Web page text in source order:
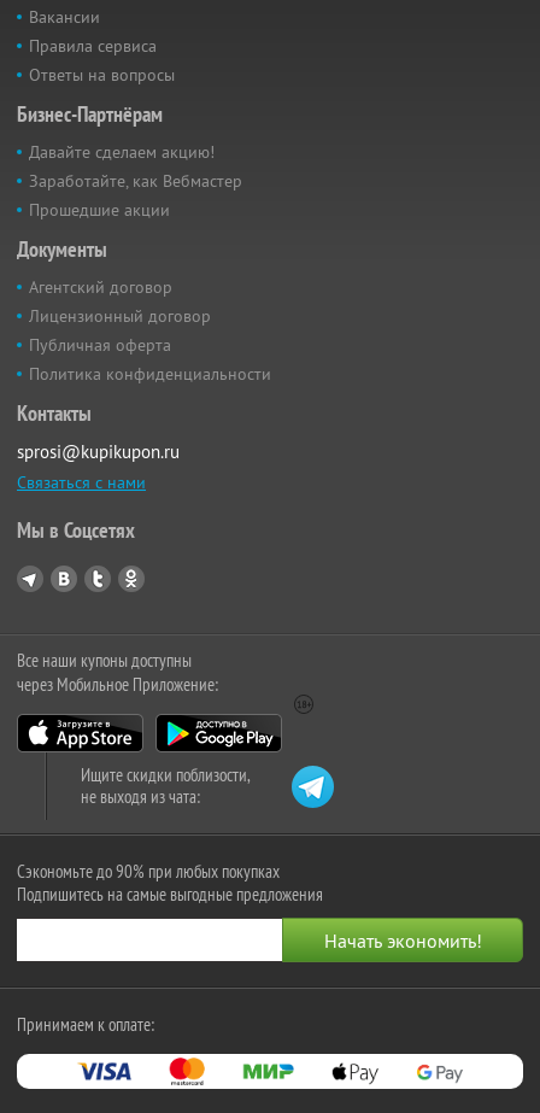
Вакансии
Правила сервиса
Ответы на вопросы
Бизнес-Партнёрам
Давайте сделаем акцию!
Заработайте, как Вебмастер
Прошедшие акции
Документы
Агентский договор
Лицензионный договор
Публичная оферта
Политика конфиденциальности
Контакты
sprosi@kupikupon.ru
Связаться с нами
Мы в Соцсетях
Все наши купоны доступны
через Мобильное Приложение:
Ищите скидки поблизости,
не выходя из чата:
Сэкономьте до 90% при любых покупках
Подпишитесь на самые выгодные предложения
Принимаем к оплате: